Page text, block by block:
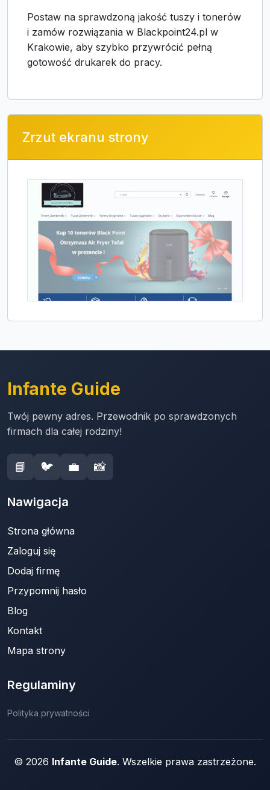
Postaw na sprawdzoną jakość tuszy i tonerów
i zamów rozwiązania w Blackpoint24.pl w
Krakowie, aby szybko przywrócić pełną
gotowość drukarek do pracy.
Zrzut ekranu strony
Infante Guide
Twój pewny adres. Przewodnik po sprawdzonych
firmach dla całej rodziny!
📘 🐦 💼 📸
Nawigacja
Strona główna
Zaloguj się
Dodaj firmę
Przypomnij hasło
Blog
Kontakt
Mapa strony
Regulaminy
Polityka prywatności
© 2026 Infante Guide. Wszelkie prawa zastrzeżone.